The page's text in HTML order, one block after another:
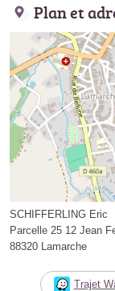
Plan et
SCHIFFERLING Eric
Parcelle 25 12 Jean
88320 Lamarche
Trajet